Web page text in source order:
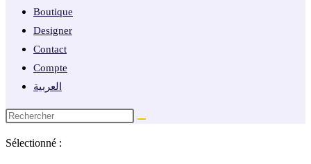
Boutique
Designer
Contact
Compte
العربية
Sélectionné :